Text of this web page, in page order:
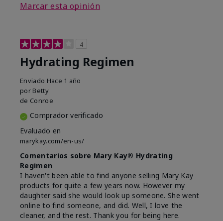
Marcar esta opinión
4
Hydrating Regimen
Enviado Hace 1 año
por Betty
de Conroe
Comprador verificado
Evaluado en
marykay.com/en-us/
Comentarios sobre Mary Kay® Hydrating
Regimen
I haven't been able to find anyone selling Mary Kay
products for quite a few years now. However my
daughter said she would look up someone. She went
online to find someone, and did. Well, I love the
cleaner, and the rest. Thank you for being here.